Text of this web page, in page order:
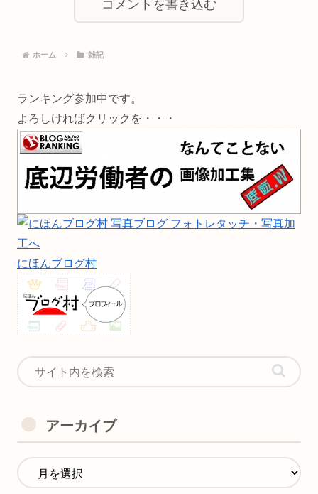
コメントを書き込む
ホーム 雑記
ランキング参加中です。
よろしければクリックを・・・
にほんブログ村
アーカイブ